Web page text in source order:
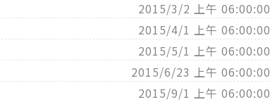
2015/3/2 上午 06:00:00
2015/4/1 上午 06:00:00
2015/5/1 上午 06:00:00
2015/6/23 上午 06:00:00
2015/9/1 上午 06:00:00